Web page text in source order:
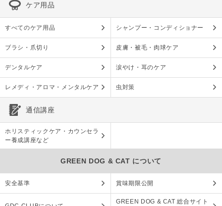
ケア用品
すべてのケア用品 シャンプー・コンディショナー
ブラシ・爪切り 皮膚・被毛・肉球ケア
デンタルケア 涙やけ・耳のケア
レメディ・アロマ・メンタルケア 虫対策
通信講座
ホリスティックケア・カウンセラ
ー養成講座など
GREEN DOG & CAT について
安全基準 賞味期限公開
GREEN DOG & CAT 総合サイト